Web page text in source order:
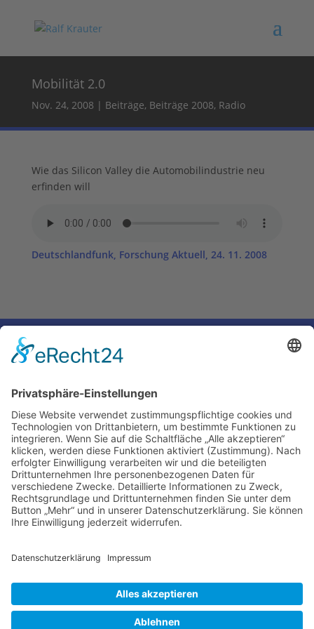
Mobilität 2.0
Nov. 24, 2008 | Beiträge, Beiträge 2008, Radio
Wie das Silicon Valley die Automobilindustrie neu
erfinden will
Deutschlandfunk, Forschung Aktuell, 24. 11. 2008
Impressum
Ralf Krauter – Science Reporter
Mehlemer Str. 15, 50968 Köln
USt-IdNr.: DE258510696
Kontakt
Tel.: 0221 / 27 18 396
Mail: